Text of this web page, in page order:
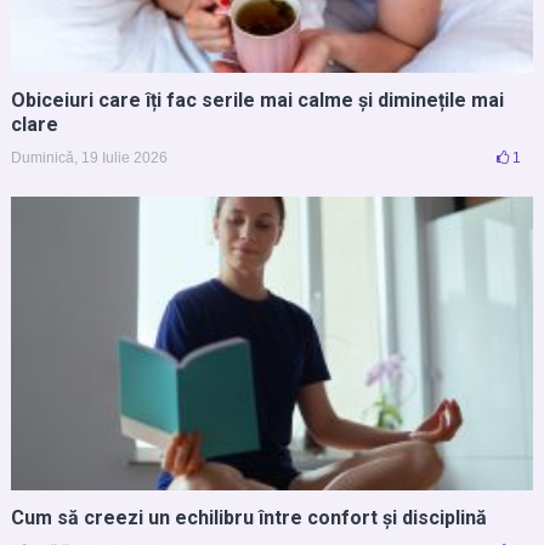
Obiceiuri care îți fac serile mai calme și diminețile mai
clare
Duminică, 19 Iulie 2026 1
Cum să creezi un echilibru între confort și disciplină